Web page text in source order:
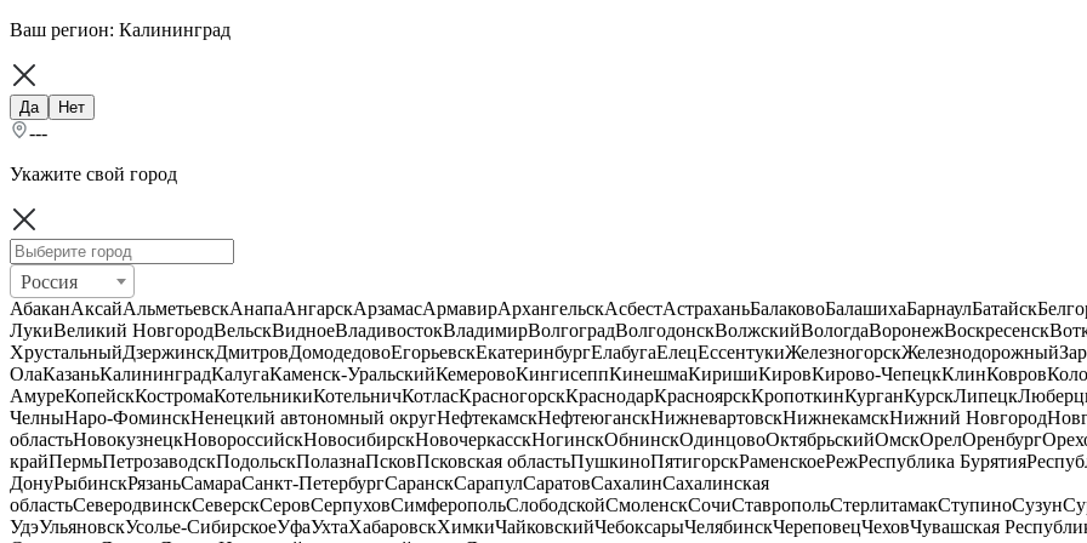
Ваш регион: Калининград
Да Нет
---
Укажите свой город
Россия
АбаканАксайАльметьевскАнапаАнгарскАрзамасАрмавирАрхангельскАсбестАстраханьБалаковоБалашихаБарнаулБатайск
ЛукиВеликий НовгородВельскВидноеВладивостокВладимирВолгоградВолгодонскВолжскийВологдаВоронежВоскресенск
ХрустальныйДзержинскДмитровДомодедовоЕгорьевскЕкатеринбургЕлабугаЕлецЕссентукиЖелезногорскЖелезнодорожный
ОлаКазаньКалининградКалугаКаменск-УральскийКемеровоКингисеппКинешмаКиришиКировКирово-ЧепецкКлинКовров
АмуреКопейскКостромаКотельникиКотельничКотласКрасногорскКраснодарКрасноярскКропоткинКурганКурскЛипецк
ЧелныНаро-ФоминскНенецкий автономный округНефтекамскНефтеюганскНижневартовскНижнекамскНижний Новгород
областьНовокузнецкНовороссийскНовосибирскНовочеркасскНогинскОбнинскОдинцовоОктябрьскийОмскОрелОренбург
крайПермьПетрозаводскПодольскПолазнаПсковПсковская областьПушкиноПятигорскРаменскоеРежРеспублика Бурятия
ДонуРыбинскРязаньСамараСанкт-ПетербургСаранскСарапулСаратовСахалинСахалинская
областьСеверодвинскСеверскСеровСерпуховСимферопольСлободскойСмоленскСочиСтавропольСтерлитамакСтупиноСузун
УдэУльяновскУсолье-СибирскоеУфаУхтаХабаровскХимкиЧайковскийЧебоксарыЧелябинскЧереповецЧеховЧувашская